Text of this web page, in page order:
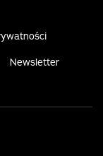
Newsletter